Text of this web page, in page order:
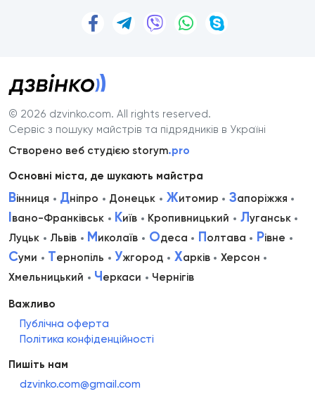
© 2026 dzvinko.com. All rights reserved.
Сервіс з пошуку майстрів та підрядників в Україні
Створено веб студією storym.pro
Основні міста, де шукають майстра
Вінниця Дніпро Донецьк Житомир Запоріжжя
Івано-Франківськ Київ Кропивницький Луганськ
Луцьк
Львів Миколаїв Одеса Полтава Рівне
Суми Тернопіль Ужгород Харків
Херсон
Хмельницький
Черкаси Чернігів
Важливо
Публічна оферта
Політика конфіденційності
Пишіть нам
dzvinko.com@gmail.com